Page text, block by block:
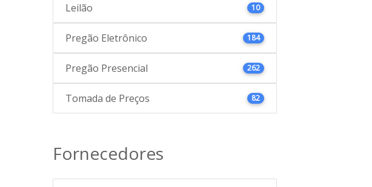
Leilão 10
Pregão Eletrônico 184
Pregão Presencial 262
Tomada de Preços 82
Fornecedores